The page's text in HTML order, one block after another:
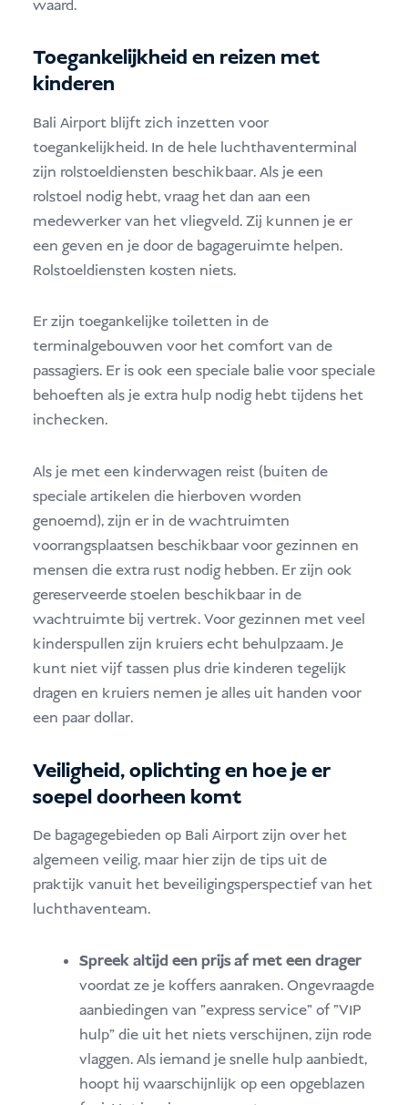
waard.
Toegankelijkheid en reizen met
kinderen
Bali Airport blijft zich inzetten voor
toegankelijkheid. In de hele luchthaventerminal
zijn rolstoeldiensten beschikbaar. Als je een
rolstoel nodig hebt, vraag het dan aan een
medewerker van het vliegveld. Zij kunnen je er
een geven en je door de bagageruimte helpen.
Rolstoeldiensten kosten niets.
Er zijn toegankelijke toiletten in de
terminalgebouwen voor het comfort van de
passagiers. Er is ook een speciale balie voor speciale
behoeften als je extra hulp nodig hebt tijdens het
inchecken.
Als je met een kinderwagen reist (buiten de
speciale artikelen die hierboven worden
genoemd), zijn er in de wachtruimten
voorrangsplaatsen beschikbaar voor gezinnen en
mensen die extra rust nodig hebben. Er zijn ook
gereserveerde stoelen beschikbaar in de
wachtruimte bij vertrek. Voor gezinnen met veel
kinderspullen zijn kruiers echt behulpzaam. Je
kunt niet vijf tassen plus drie kinderen tegelijk
dragen en kruiers nemen je alles uit handen voor
een paar dollar.
Veiligheid, oplichting en hoe je er
soepel doorheen komt
De bagagegebieden op Bali Airport zijn over het
algemeen veilig, maar hier zijn de tips uit de
praktijk vanuit het beveiligingsperspectief van het
luchthaventeam.
Spreek altijd een prijs af met een drager
voordat ze je koffers aanraken. Ongevraagde
aanbiedingen van "express service" of "VIP
hulp" die uit het niets verschijnen, zijn rode
vlaggen. Als iemand je snelle hulp aanbiedt,
hoopt hij waarschijnlijk op een opgeblazen